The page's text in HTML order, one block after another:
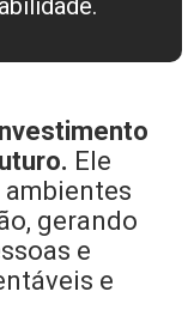
Ele
ambientes
gerando
e
e